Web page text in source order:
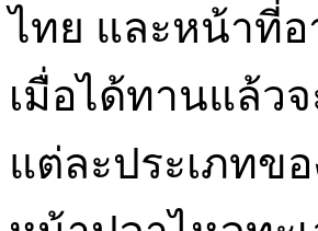
ไทย และหน้าที่
เมื่อได้ทานแล้ว
แต่ละประเภทข